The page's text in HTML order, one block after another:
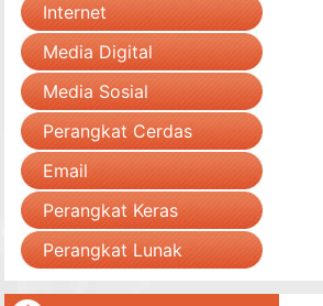
Internet
Media Digital
Media Sosial
Perangkat Cerdas
Email
Perangkat Keras
Perangkat Lunak